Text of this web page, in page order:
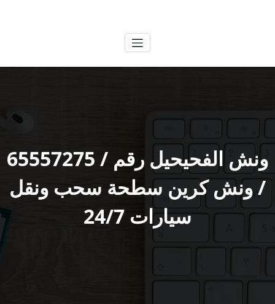
ونش الفحيحيل رقم / 65557275
/ ونش كرين سطحة سحب ونقل
سيارات 24/7